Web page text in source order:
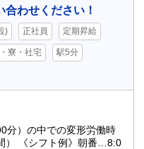
わせください！
) 正社員 定期昇給
寮・社宅 駅5分
分）の中での変形労働時
） 《シフト例》朝番…8:0